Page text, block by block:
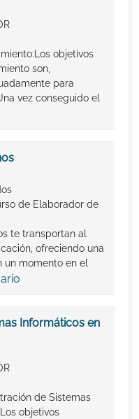
objetivos
son,
para
vez conseguido el
de Elaborador de
te transportan al
ofreciendo una
un momento en el
Informáticos en
de Sistemas
objetivos